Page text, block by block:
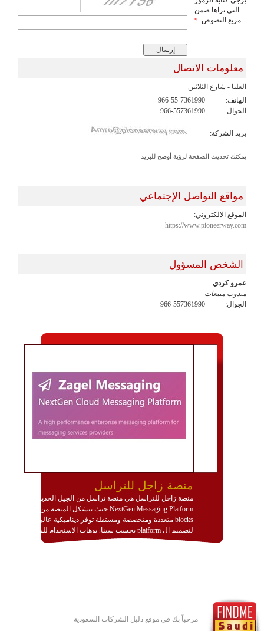
التي تراها ضمن
مربع النصوص *
معلومات الاتصال
العليا - شارع الثلاثين
الهاتف:
966-55-7361990
الجوال:
966-557361990
بريد الشركة:
يمكنك تحديث الصفحة لرؤية أوضح للبريد
مواقع التواصل الإجتماعي
الموقع الالكتروني:
https://www.pioneerway.com
الشخص المسؤول
عمرو كردي
مندوب مبيعات
الجوال:
966-557361990
منصة زاجل للتراسل
منصة زاجل للتراسل هي منصة تراسل من الجيل الجديد
NextGen Messaging Platform حيث تتشكل المنصة من
blocks متعددة ومتخصصة ومستقلة توفر ديناميكية عالية
لتصميم ال platform بحسب سيناريوهات الاستخدام للمنصة
وتتوافق مع النشر والاستثمار ضمن بيئة استضافة dedicated
http://www.plutosms.com/zagel
مرحباً بك في موقع دليل الشركات السعودية